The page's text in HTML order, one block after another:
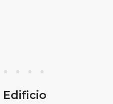
Edificio